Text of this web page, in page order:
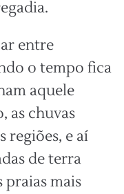
entre
o tempo fica
aquele
as chuvas
regiões, e aí
de terra
praias mais